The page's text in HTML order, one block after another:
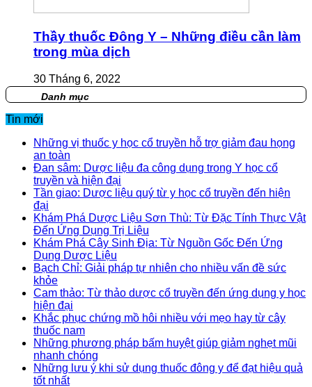
Thầy thuốc Đông Y – Những điều cần làm
trong mùa dịch
30 Tháng 6, 2022
Danh mục
Tin mới
Những vị thuốc y học cổ truyền hỗ trợ giảm đau họng
an toàn
Đan sâm: Dược liệu đa công dụng trong Y học cổ
truyền và hiện đại
Tần giao: Dược liệu quý từ y học cổ truyền đến hiện
đại
Khám Phá Dược Liệu Sơn Thù: Từ Đặc Tính Thực Vật
Đến Ứng Dụng Trị Liệu
Khám Phá Cây Sinh Địa: Từ Nguồn Gốc Đến Ứng
Dụng Dược Liệu
Bạch Chỉ: Giải pháp tự nhiên cho nhiều vấn đề sức
khỏe
Cam thảo: Từ thảo dược cổ truyền đến ứng dụng y học
hiện đại
Khắc phục chứng mồ hôi nhiều với mẹo hay từ cây
thuốc nam
Những phương pháp bấm huyệt giúp giảm nghẹt mũi
nhanh chóng
Những lưu ý khi sử dụng thuốc đông y để đạt hiệu quả
tốt nhất